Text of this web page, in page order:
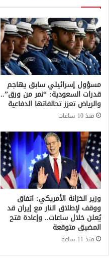
مسؤول إسرائيلي سابق يهاجم
قدرات السعودية: “نمر من ورق”..
والرياض تعزز تحالفاتها الدفاعية
منذ 10 ساعات
وزير الخزانة الأمريكي: اتفاق
ووقف لإطلاق النار مع إيران قد
يُعلن خلال ساعات.. وإعادة فتح
المضيق متوقعة
منذ 11 ساعة